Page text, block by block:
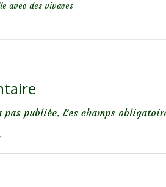
avec des vivaces
pas publiée. Les champs